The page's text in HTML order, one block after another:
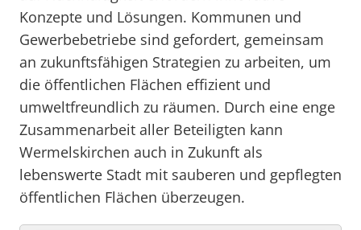
Konzepte und Lösungen. Kommunen und
Gewerbebetriebe sind gefordert, gemeinsam
an zukunftsfähigen Strategien zu arbeiten, um
die öffentlichen Flächen effizient und
umweltfreundlich zu räumen. Durch eine enge
Zusammenarbeit aller Beteiligten kann
Wermelskirchen auch in Zukunft als
lebenswerte Stadt mit sauberen und gepflegten
öffentlichen Flächen überzeugen.